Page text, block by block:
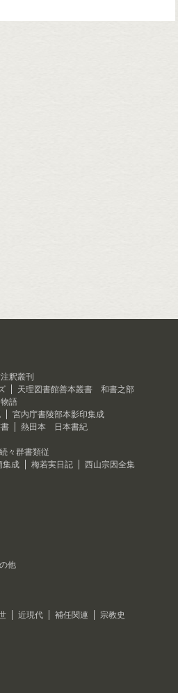
釈叢刊
天理図書館善本叢書 和書之部
語
宮内庁書陵部本影印集成
熱田本 日本書紀
続々群書類従
集成 梅若実日記
西山宗因全集
他
近現代 補任関連
宗教史